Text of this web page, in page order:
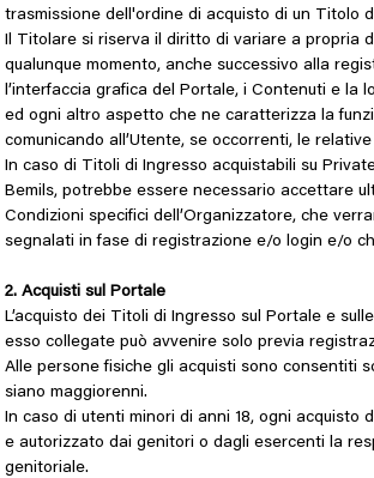
trasmissione dell'ordine di acquisto di un Titolo
Il Titolare si riserva il diritto di variare a propria
qualunque momento, anche successivo alla
l’interfaccia grafica del Portale, i Contenuti e la
ed ogni altro aspetto che ne caratterizza la
comunicando all’Utente, se occorrenti, le
In caso di Titoli di Ingresso acquistabili su
Bemils, potrebbe essere necessario accettare
Condizioni specifici dell’Organizzatore, che
segnalati in fase di registrazione e/o login e/o
2. Acquisti sul Portale
L’acquisto dei Titoli di Ingresso sul Portale e
esso collegate può avvenire solo previa
Alle persone fisiche gli acquisti sono consentiti
siano maggiorenni.
In caso di utenti minori di anni 18, ogni acquisto
e autorizzato dai genitori o dagli esercenti la
genitoriale.